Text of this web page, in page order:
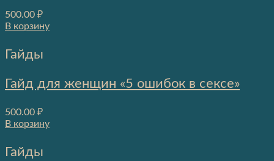
500.00 ₽
В корзину
Гайды
Гайд для женщин «5 ошибок в сексе»
500.00 ₽
В корзину
Гайды